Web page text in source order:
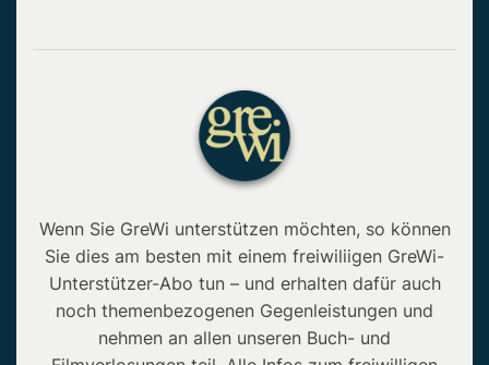
Wenn Sie GreWi unterstützen möchten, so können
Sie dies am besten mit einem freiwiliigen GreWi-
Unterstützer-Abo tun – und erhalten dafür auch
noch themenbezogenen Gegenleistungen und
nehmen an allen unseren Buch- und